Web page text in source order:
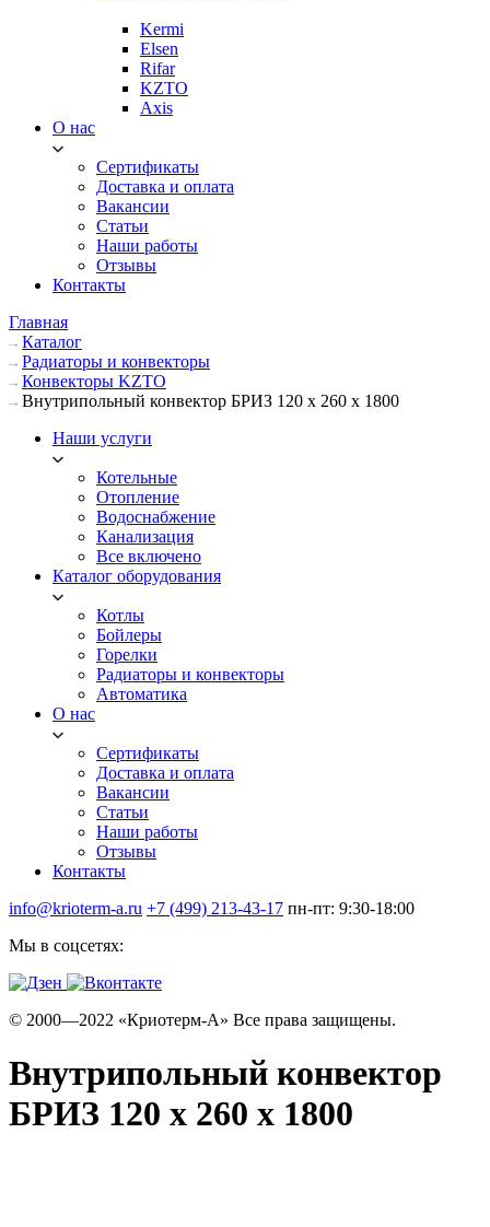
Kermi
Elsen
Rifar
KZTO
Axis
О нас
Сертификаты
Доставка и оплата
Вакансии
Статьи
Наши работы
Отзывы
Контакты
Главная
Каталог
Радиаторы и конвекторы
Конвекторы KZTO
Внутрипольный конвектор БРИЗ 120 х 260 х 1800
Наши услуги
Котельные
Отопление
Водоснабжение
Канализация
Все включено
Каталог оборудования
Котлы
Бойлеры
Горелки
Радиаторы и конвекторы
Автоматика
О нас
Сертификаты
Доставка и оплата
Вакансии
Статьи
Наши работы
Отзывы
Контакты
info@krioterm-a.ru +7 (499) 213-43-17 пн-пт: 9:30-18:00
Мы в соцсетях:
© 2000—2022 «Криотерм-А» Все права защищены.
Внутрипольный конвектор
БРИЗ 120 х 260 х 1800